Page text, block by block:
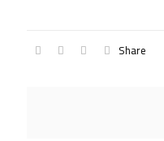
Share